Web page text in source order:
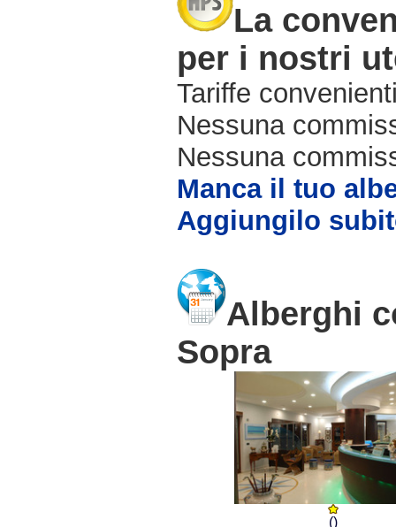
La
per i nostri
Tariffe
Nessuna
Nessuna
Manca il tuo
Aggiungilo
Alberghi
Sopra
()